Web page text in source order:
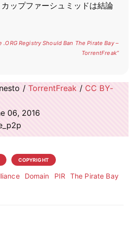
ップファーシュミッドは結論
Registry Should Ban The Pirate Bay –
TorrentFreak”
/ TorrentFreak / CC BY-
06, 2016
COPYRIGHT
Domain PIR The Pirate Bay